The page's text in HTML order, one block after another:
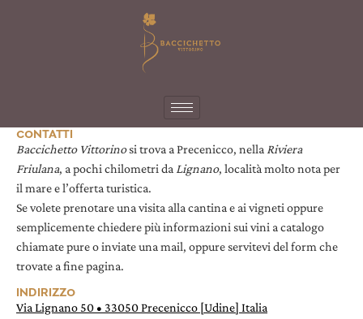
CONTATTI
Baccichetto Vittorinosi trova a Precenicco, nella Riviera
Friulana, a pochi chilometri da Lignano, località molto nota per
il mare e l’offerta turistica.
Se volete prenotare una visita alla cantina e ai vigneti oppure
semplicemente chiedere più informazioni sui vini a catalogo
chiamate pure o inviate una mail, oppure servitevi del form che
trovate a fine pagina.
INDIRIZZO
Via Lignano 50 • 33050 Precenicco [Udine] Italia